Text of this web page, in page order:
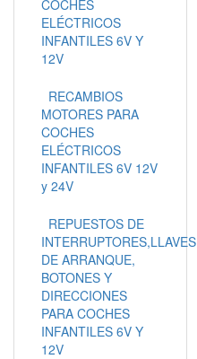
COCHES
ELÉCTRICOS
INFANTILES 6V Y
12V
RECAMBIOS
MOTORES PARA
COCHES
ELÉCTRICOS
INFANTILES 6V 12V
y 24V
REPUESTOS DE
INTERRUPTORES,LLAVES
DE ARRANQUE,
BOTONES Y
DIRECCIONES
PARA COCHES
INFANTILES 6V Y
12V